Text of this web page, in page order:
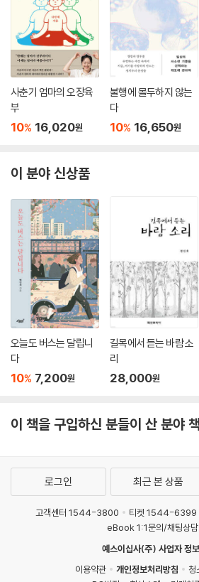
사춘기 엄마의 오장육
부
10% 16,020원
불행에 몰두하지 않는
다
10% 16,650원
이 분야 신상품
오늘도 버스는 달립니
다
10% 7,200원
길목에서 듣는 바람 소
리
28,000원
이 책을 구입하신 분들이 산 분야 책
로그인 최근 본 상품
고객센터 1544-3800 티켓 1544-6399
eBook 1:1문의/채팅상담
예스이십사(주) 사업자 정보
이용약관
개인정보처리방침
청